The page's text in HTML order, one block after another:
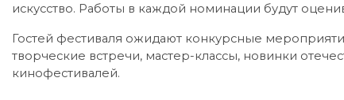
искусство. Работы в каждой номинации будут
Гостей фестиваля ожидают конкурсные
творческие встречи, мастер-классы, новинки
кинофестивалей.